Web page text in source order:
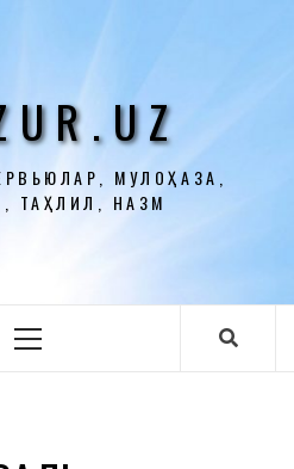
МУЛОҲАЗА,
ТАҲЛИЛ, НАЗМ
меню